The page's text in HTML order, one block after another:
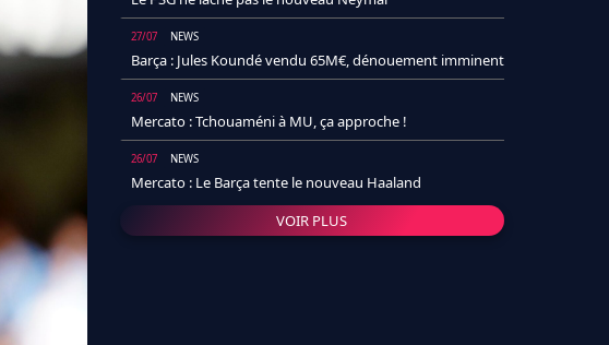
27/07 NEWS
Barça : Jules Koundé vendu 65M€, dénouement imminent
26/07 NEWS
Mercato : Tchouaméni à MU, ça approche !
26/07 NEWS
Mercato : Le Barça tente le nouveau Haaland
VOIR PLUS